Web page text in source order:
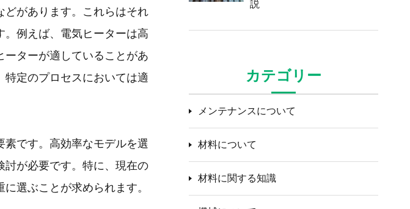
どがあります。これらはそれ
例えば、電気ヒーターは高
ターが適していることがあ
定のプロセスにおいては適
です。高効率なモデルを選
討が必要です。特に、現在の
選ぶことが求められます。
説
カテゴリー
メンテナンスについて
材料について
材料に関する知識